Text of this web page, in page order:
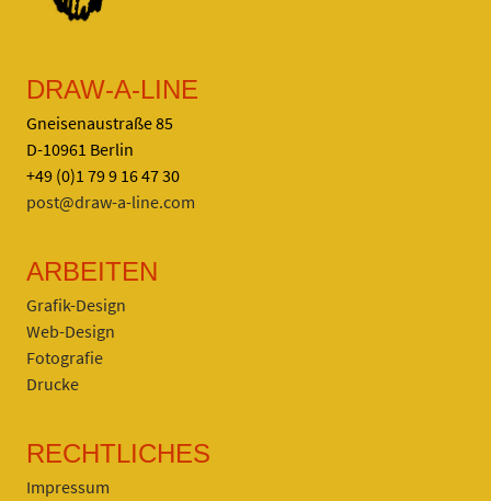
DRAW-A-LINE
Gneisenaustraße 85
D-10961 Berlin
+49 (0)1 79 9 16 47 30
post@draw-a-line.com
ARBEITEN
Grafik-Design
Web-Design
Fotografie
Drucke
RECHTLICHES
Impressum